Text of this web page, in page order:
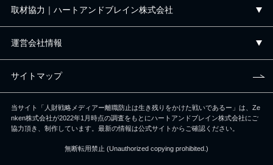
取材協力｜ハートアンドブレイン株式会社
運営会社情報
サイトマップ
当サイト「人財戦略メディアー離職防止は生き残りをかけた戦いであるー」は、 Ze
nken株式会社が2022年1月時点の調査をもとにハートアンドブレイン株式会社にご
協力頂き、制作しています。 最新の情報は公式サイトからご確認ください。
無断転用禁止 (Unauthorized copying prohibited.)